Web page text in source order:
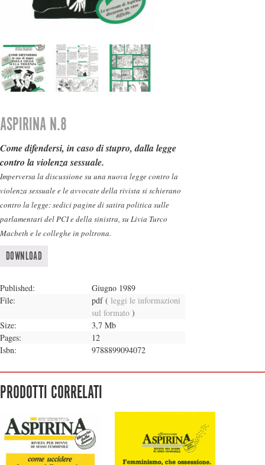
ASPIRINA N.8
Come difendersi, in caso di stupro, dalla legge
contro la violenza sessuale.
Imperversa la discussione su una nuova legge contro la
violenza sessuale e le avvocate della rivista si schierano
contro la legge: sedici pagine di satira politica sulle
parlamentari del PCI e della sinistra, su Livia Turco
Macbeth e le colleghe in poltrona.
DOWNLOAD
Published:
Giugno 1989
File:
pdf( leggi le informazioni
sul formato )
Size:
3,7 Mb
Pages:
12
Isbn:
9788899094072
PRODOTTI CORRELATI